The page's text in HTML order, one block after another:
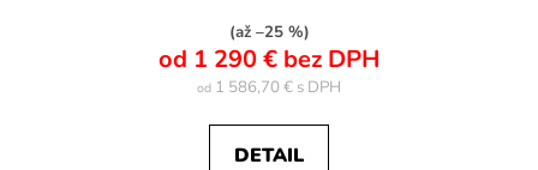
od 1 290 € bez DPH
od 1 586,70 €
(až –25 %)
DETAIL